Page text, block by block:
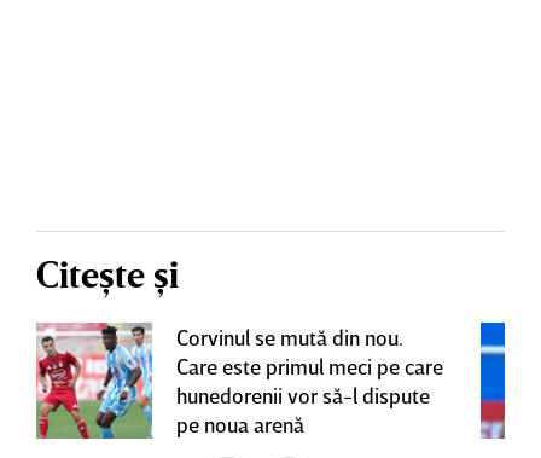
Citește și
Corvinul se mută din nou.
Care este primul meci pe care
hunedorenii vor să-l dispute
pe noua arenă